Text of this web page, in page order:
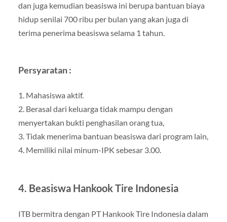
dan juga kemudian beasiswa ini berupa bantuan biaya
hidup senilai 700 ribu per bulan yang akan juga di
terima penerima beasiswa selama 1 tahun.
Persyaratan :
1. Mahasiswa aktif.
2. Berasal dari keluarga tidak mampu dengan
menyertakan bukti penghasilan orang tua,
3. Tidak menerima bantuan beasiswa dari program lain,
4. Memiliki nilai minum-IPK sebesar 3.00.
4. Beasiswa Hankook Tire Indonesia
ITB bermitra dengan PT Hankook Tire Indonesia dalam